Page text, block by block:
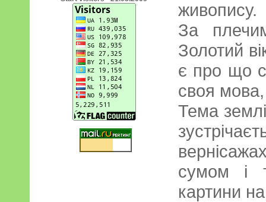
живопису.
За
Золотий
є про що
своя мова,
Тема
сумом і
картини